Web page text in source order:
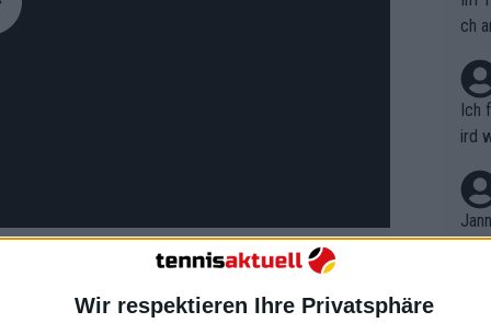
Wir respektieren Ihre Privatsphäre
ch
Ich
ird
r in
em